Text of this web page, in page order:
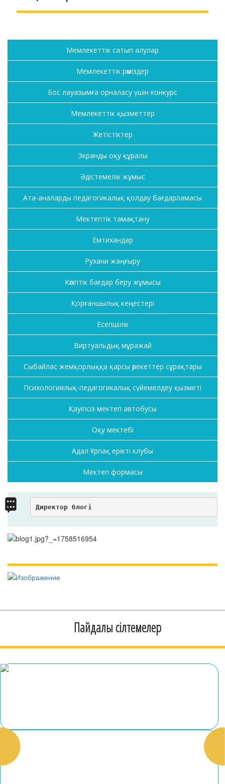
Мемлекеттік сатып алулар
Мемлекеттік рәміздер
Бос лауазымға орналасу үшін конкурс
Мемлекеттік қызметтер
Жетістіктер
Экранды оқу құралы
Әдістемелік жұмыс
Ата-аналарды педагогикалық қолдау бағдарламасы
Мектептік тамақтану
Емтихандар
Рухани жаңғыру
Кәсіптік бағдар беру жұмысы
Қорғаншылық кеңестері
Есепшілік
Виртуальдық мұражай
Сыбайлас жемқорлыққа қарсы әрекеттер сұрақтары
Психологиялық-педагогикалық сүйемелдеу қызметі
Қауіпсіз мектеп автобусы
Оқу мектебі
Адал Ұрпақ ерікті клубы
Мектеп формасы
Директор блогі
Пайдалы сілтемелер